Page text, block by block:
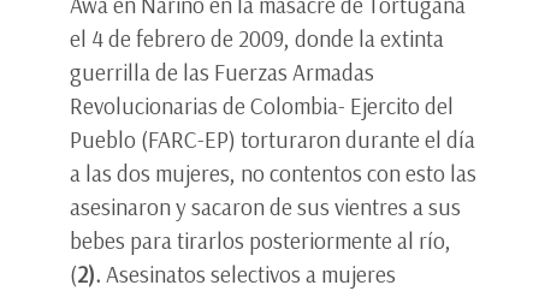
el 4 de febrero de 2009, donde la extinta
guerrilla de las Fuerzas Armadas
Revolucionarias de Colombia- Ejercito del
Pueblo (FARC-EP) torturaron durante el día
a las dos mujeres, no contentos con esto las
asesinaron y sacaron de sus vientres a sus
bebes para tirarlos posteriormente al río,
(2). Asesinatos selectivos a mujeres